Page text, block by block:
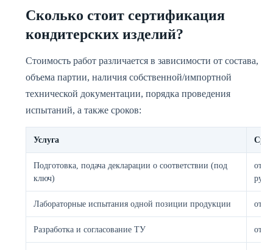
Сколько стоит сертификация
кондитерских изделий?
Стоимость работ различается в зависимости от состава,
объема партии, наличия собственной/импортной
технической документации, порядка проведения
испытаний, а также сроков:
Услуга
Подготовка, подача декларации о соответствии (под
ключ)
от
руб.
Лабораторные испытания одной позиции продукции от 5
Разработка и согласование ТУ от 7